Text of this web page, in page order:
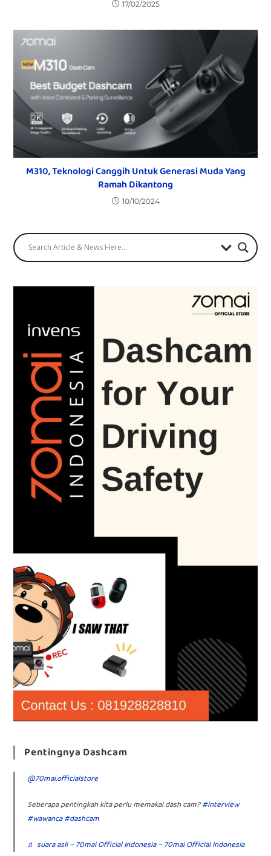
17/02/2025
M310, Teknologi Canggih Untuk Generasi Muda Yang
Ramah Dikantong
10/10/2024
Pentingnya Dashcam
@70mai.officialstore
Seberapa pentingkah kita perlu memakai dash cam?#interview
#wawanca#dashcam
♬ suara asli – 70mai Official Indonesia – 70mai Official Indonesia